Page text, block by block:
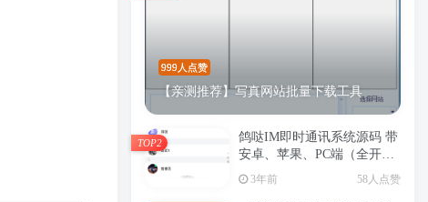
999人点赞
【亲测推荐】写真网站批量下载工具
鸽哒IM即时通讯系统源码 带
安卓、苹果、PC端（全开
源）+详细部署教程
3年前 58人点赞
TOP2